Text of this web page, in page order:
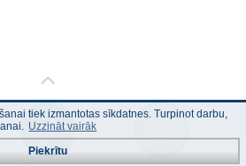
tiek izmantotas sīkdatnes. Turpinot darbu,
Uzzināt vairāk
Piekrītu